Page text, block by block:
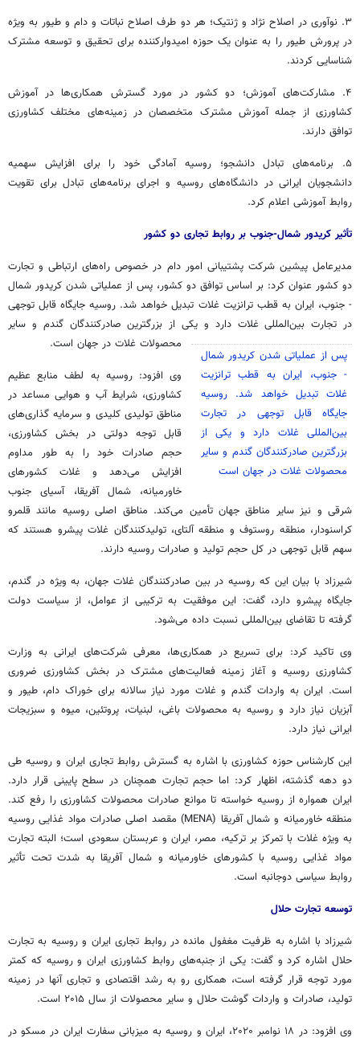
۳. نوآوری در اصلاح نژاد و ژنتیک؛ هر دو طرف اصلاح نباتات و دام و طیور به ویژه
در پرورش طیور را به عنوان یک حوزه امیدوارکننده برای تحقیق و توسعه مشترک
شناسایی کردند.
۴. مشارکت‌های آموزش؛ دو کشور در مورد گسترش همکاری‌ها در آموزش
کشاورزی از جمله آموزش مشترک متخصصان در زمینه‌های مختلف کشاورزی
توافق دارند.
۵. برنامه‌های تبادل دانشجو؛ روسیه آمادگی خود را برای افزایش سهمیه
دانشجویان ایرانی در دانشگاه‌های روسیه و اجرای برنامه‌های تبادل برای تقویت
روابط آموزشی اعلام کرد.
تأثیر کریدور شمال-جنوب بر روابط تجاری دو کشور
مدیرعامل پیشین شرکت پشتیبانی امور دام در خصوص راه‌های ارتباطی و تجارت
دو کشور عنوان کرد: بر اساس توافق دو کشور، پس از عملیاتی شدن کریدور شمال
- جنوب، ایران به قطب ترانزیت غلات تبدیل خواهد شد. روسیه جایگاه قابل توجهی
در تجارت بین‌المللی غلات دارد و یکی از بزرگترین صادرکنندگان گندم و سایر
محصولات غلات در جهان است.‌
پس از عملیاتی شدن کریدور شمال
- جنوب، ایران به قطب ترانزیت
غلات تبدیل خواهد شد. روسیه
جایگاه قابل توجهی در تجارت
بین‌المللی غلات دارد و یکی از
بزرگترین صادرکنندگان گندم و سایر
محصولات غلات در جهان است
وی افزود: روسیه به لطف منابع عظیم
کشاورزی، شرایط آب و هوایی مساعد در
مناطق تولیدی کلیدی و سرمایه گذاری‌های
قابل توجه دولتی در بخش کشاورزی،
حجم صادرات خود را به طور مداوم
افزایش می‌دهد و غلات کشورهای
خاورمیانه، شمال آفریقا، آسیای جنوب
شرقی و نیز سایر مناطق جهان تأمین می‌کند. مناطق اصلی روسیه مانند قلمرو
کراسنودار، منطقه روستوف و منطقه آلتای، تولیدکنندگان غلات پیشرو هستند که
سهم قابل توجهی در کل حجم تولید و صادرات روسیه دارند.
شیرزاد با بیان این که روسیه در بین صادرکنندگان غلات جهان، به ویژه در گندم،
جایگاه پیشرو دارد، گفت: این موفقیت به ترکیبی از عوامل، از سیاست دولت
گرفته تا تقاضای بین‌المللی نسبت داده می‌شود.
وی تاکید کرد: برای تسریع در همکاری‌ها، معرفی شرکت‌های ایرانی به وزارت
کشاورزی روسیه و آغاز زمینه فعالیت‌های مشترک در بخش کشاورزی ضروری
است. ایران به واردات گندم و غلات مورد نیاز سالانه برای خوراک دام، طیور و
آبزیان نیاز دارد و روسیه به محصولات باغی، لبنیات، پروتئین، میوه و سبزیجات
ایرانی نیاز دارد.
این کارشناس حوزه کشاورزی با اشاره به گسترش روابط تجاری ایران و روسیه طی
دو دهه گذشته، اظهار کرد: اما حجم تجارت همچنان در سطح پایینی قرار دارد.
ایران همواره از روسیه خواسته تا موانع صادرات محصولات کشاورزی را رفع کند.
منطقه خاورمیانه و شمال آفریقا (MENA) مقصد اصلی صادرات مواد غذایی روسیه
به ویژه غلات با تمرکز بر ترکیه، مصر، ایران و عربستان سعودی است؛ البته تجارت
مواد غذایی روسیه با کشورهای خاورمیانه و شمال آفریقا به شدت تحت تأثیر
روابط سیاسی دوجانبه است.
توسعه تجارت حلال
شیرزاد با اشاره به ظرفیت مغفول مانده در روابط تجاری ایران و روسیه به تجارت
حلال اشاره کرد و گفت: یکی از جنبه‌های روابط کشاورزی ایران و روسیه که کمتر
مورد توجه قرار گرفته است، همکاری رو به رشد اقتصادی و تجاری آنها در زمینه
تولید، صادرات و واردات گوشت حلال و سایر محصولات از سال ۲۰۱۵ است.
وی افزود: در ۱۸ نوامبر ۲۰۲۰، ایران و روسیه به میزبانی سفارت ایران در مسکو در